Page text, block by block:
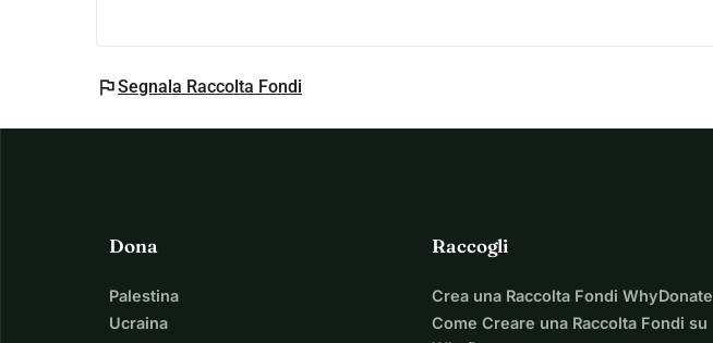
flagSegnala Raccolta Fondi
Dona
Palestina
Ucraina
Raccogli
Crea una Raccolta Fondi WhyDonate
Come Creare una Raccolta Fondi su